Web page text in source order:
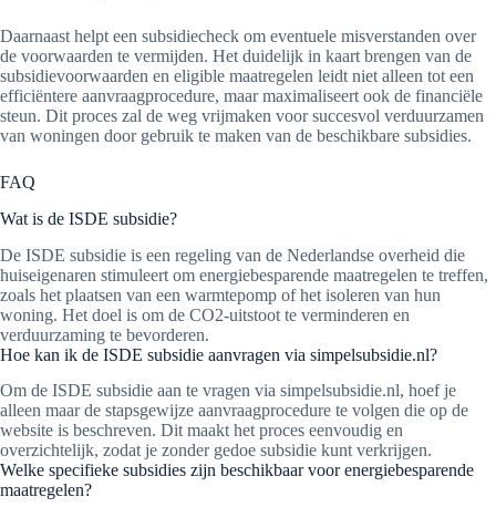
Daarnaast helpt een subsidiecheck om eventuele misverstanden over
de voorwaarden te vermijden. Het duidelijk in kaart brengen van de
subsidievoorwaarden en eligible maatregelen leidt niet alleen tot een
efficiëntere aanvraagprocedure, maar maximaliseert ook de financiële
steun. Dit proces zal de weg vrijmaken voor succesvol verduurzamen
van woningen door gebruik te maken van de beschikbare subsidies.
FAQ
Wat is de ISDE subsidie?
De ISDE subsidie is een regeling van de Nederlandse overheid die
huiseigenaren stimuleert om energiebesparende maatregelen te treffen,
zoals het plaatsen van een warmtepomp of het isoleren van hun
woning. Het doel is om de CO2-uitstoot te verminderen en
verduurzaming te bevorderen.
Hoe kan ik de ISDE subsidie aanvragen via simpelsubsidie.nl?
Om de ISDE subsidie aan te vragen via simpelsubsidie.nl, hoef je
alleen maar de stapsgewijze aanvraagprocedure te volgen die op de
website is beschreven. Dit maakt het proces eenvoudig en
overzichtelijk, zodat je zonder gedoe subsidie kunt verkrijgen.
Welke specifieke subsidies zijn beschikbaar voor energiebesparende
maatregelen?